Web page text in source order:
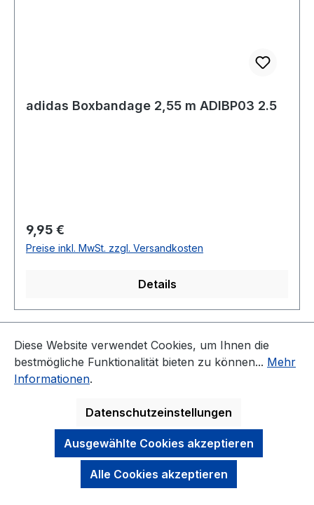
adidas Boxbandage 2,55 m ADIBP03 2.5
Regulärer Preis:
9,95 €
Preise inkl. MwSt. zzgl. Versandkosten
Details
Seite
1 Seite
2 Seite
3 Seite
4 Seite
5
KONTAKT
NEWSLETTER
Diese Website verwendet Cookies, um Ihnen die
bestmögliche Funktionalität bieten zu können... Mehr
Informationen.
Datenschutzeinstellungen
Ausgewählte Cookies akzeptieren
Alle Cookies akzeptieren